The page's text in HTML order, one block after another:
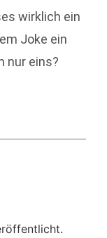
wirklich ein
Joke ein
nur eins?